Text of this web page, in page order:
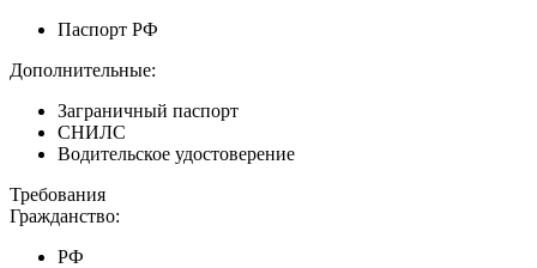
Паспорт РФ
Дополнительные:
Заграничный паспорт
СНИЛС
Водительское удостоверение
Требования
Гражданство:
РФ